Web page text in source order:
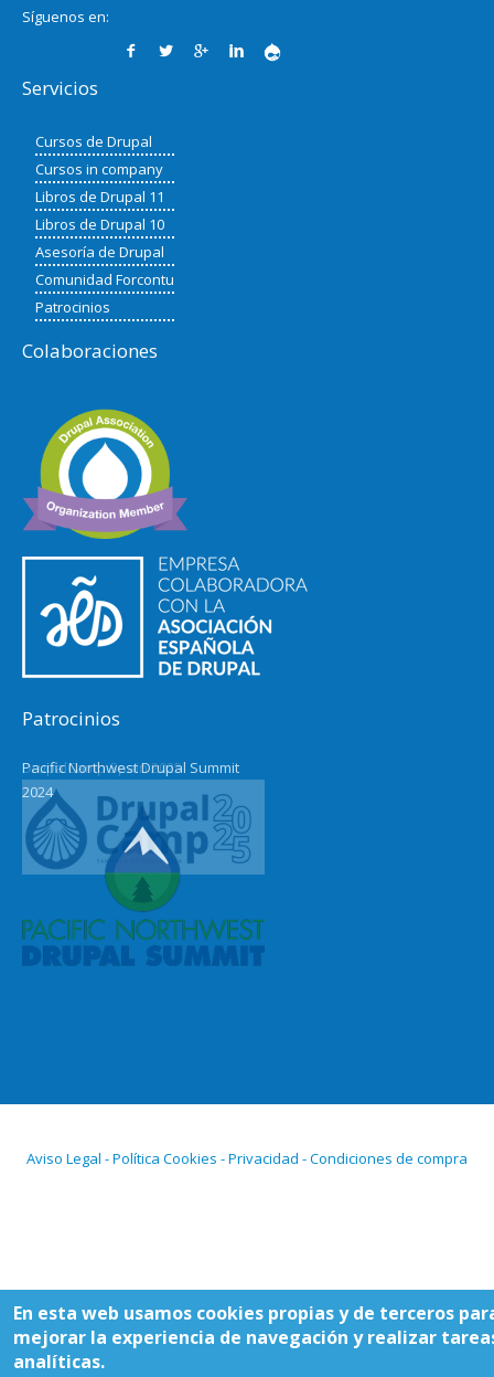
Síguenos en:
Servicios
Cursos de Drupal
Cursos in company
Libros de Drupal 11
Libros de Drupal 10
Asesoría de Drupal
Comunidad Forcontu
Patrocinios
Colaboraciones
Patrocinios
DrupalCamp Spain 2025
Pacific Northwest Drupal Summit
2024
Aviso Legal - Política Cookies - Privacidad - Condiciones de compra
En esta web usamos cookies propias y de terceros
mejorar la experiencia de navegación y realizar
analíticas.